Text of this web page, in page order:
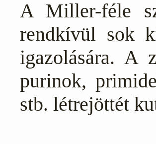
A Miller-féle
rendkívül sok
igazolására. A
purinok,
stb. létrejöttét